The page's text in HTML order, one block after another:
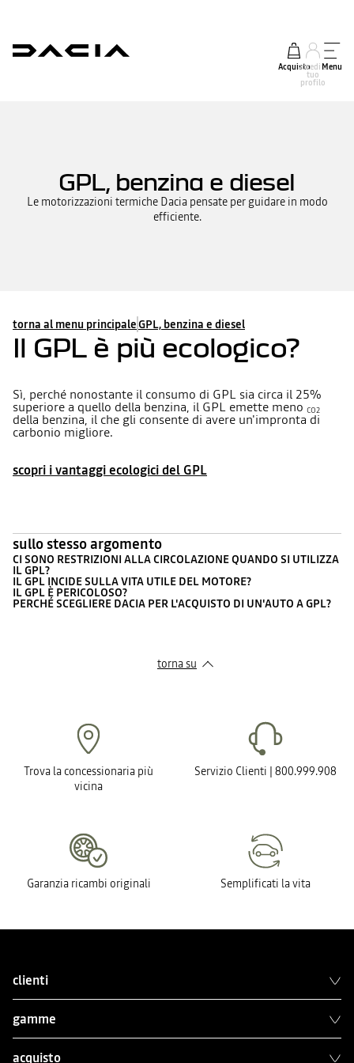
Acquistoaccedi al
tuo
profilo
Menu
GPL, benzina e diesel
Le motorizzazioni termiche Dacia pensate per guidare in modo
efficiente.
torna al menu principaleGPL, benzina e diesel
Il GPL è più ecologico?
Sì, perché nonostante il consumo di GPL sia circa il 25%
superiore a quello della benzina, il GPL emette meno CO2
della benzina, il che gli consente di avere un'impronta di
carbonio migliore.
scopri i vantaggi ecologici del GPL
sullo stesso argomento
CI SONO RESTRIZIONI ALLA CIRCOLAZIONE QUANDO SI UTILIZZA
IL GPL?
IL GPL INCIDE SULLA VITA UTILE DEL MOTORE?
IL GPL È PERICOLOSO?
PERCHÉ SCEGLIERE DACIA PER L'ACQUISTO DI UN'AUTO A GPL?
torna su
Trova la concessionaria più
vicina
Servizio Clienti | 800.999.908
Garanzia ricambi originali Semplificati la vita
clienti
gamme
acquisto